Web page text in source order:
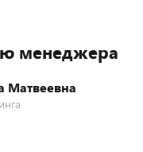
менеджера
Матвеевна